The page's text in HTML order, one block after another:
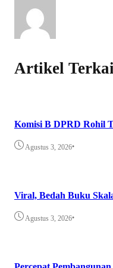
Artikel
Komisi B DPRD Rohil
Agustus 3, 2026•
Viral, Bedah Buku
Agustus 3, 2026•